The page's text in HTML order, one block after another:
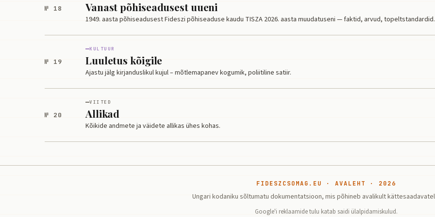
№ 18 Vanast põhiseadusest uueni
1949. aasta põhiseadusest Fideszi põhiseaduse kaudu TISZA 2026. aasta muudatuseni — faktid, arvud, topeltstandardid.
№ 19
KULTUUR
Luuletus kõigile
Ajastu jälg kirjanduslikul kujul – mõtlemapanev kogumik, poliitiline satiir.
№ 20
VIITED
Allikad
Kõikide andmete ja väidete allikas ühes kohas.
FIDESZCSOMAG.EU · AVALEHT · 2026
Ungari kodaniku sõltumatu dokumentatsioon, mis põhineb avalikult
Google'i reklaamide tulu katab saidi ülalpidamiskulud.